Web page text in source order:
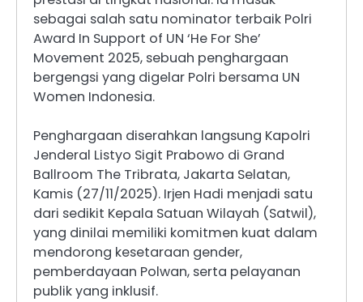
sebagai salah satu nominator terbaik Polri
Award In Support of UN ‘He For She’
Movement 2025, sebuah penghargaan
bergengsi yang digelar Polri bersama UN
Women Indonesia.
Penghargaan diserahkan langsung Kapolri
Jenderal Listyo Sigit Prabowo di Grand
Ballroom The Tribrata, Jakarta Selatan,
Kamis (27/11/2025). Irjen Hadi menjadi satu
dari sedikit Kepala Satuan Wilayah (Satwil),
yang dinilai memiliki komitmen kuat dalam
mendorong kesetaraan gender,
pemberdayaan Polwan, serta pelayanan
publik yang inklusif.